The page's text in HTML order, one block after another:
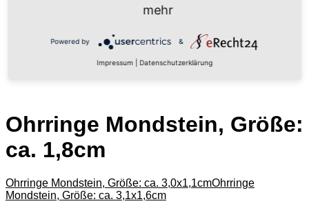
Platform
Ohrringe Mondstein, Größe:
ca. 1,8cm
Ohrringe Mondstein, Größe: ca. 3,0x1,1cmOhrringe
Mondstein, Größe: ca. 3,1x1,6cm
mehr
Powered by &
Impressum Datenschutzerklärung